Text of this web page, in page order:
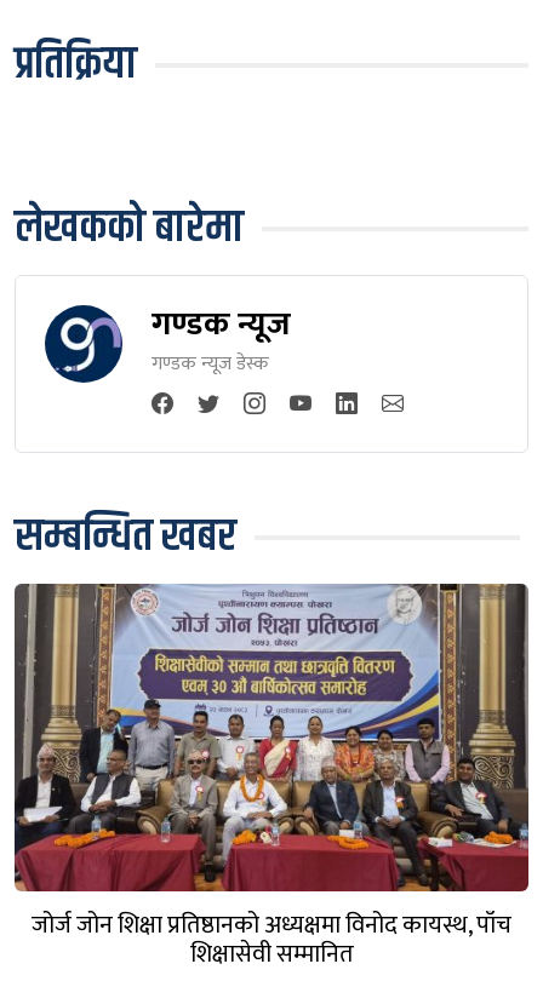
प्रतिक्रिया
लेखकको बारेमा
गण्डक न्यूज
गण्डक न्यूज डेस्क
सम्बन्धित खबर
जोर्ज जोन शिक्षा प्रतिष्ठानको अध्यक्षमा विनोद कायस्थ, पाँच
शिक्षासेवी सम्मानित